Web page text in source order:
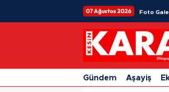
07 Ağustos 2026 Foto
Gündem Aşayiş